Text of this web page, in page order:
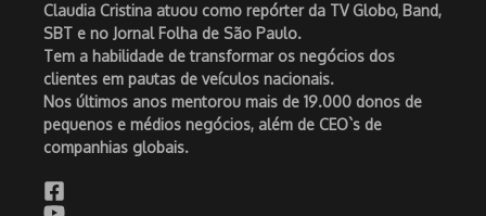
Claudia Cristina atuou como repórter da TV Globo, Band,
SBT e no Jornal Folha de São Paulo.
Tem a habilidade de transformar os negócios dos
clientes em pautas de veículos nacionais.
Nos últimos anos mentorou mais de 19.000 donos de
pequenos e médios negócios, além de CEO`s de
companhias globais.